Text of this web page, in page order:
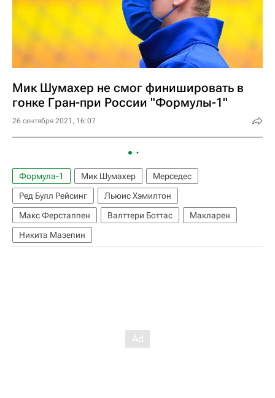
Мик Шумахер не смог финишировать в
гонке Гран-при России "Формулы-1"
26 сентября 2021, 16:07
Формула-1 Мик Шумахер
Мерседес
Ред Булл Рейсинг
Льюис Хэмилтон
Макс Ферстаппен
Валттери Боттас
Макларен
Никита Мазепин